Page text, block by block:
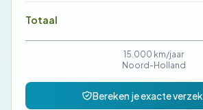
Totaal
15.000 km/jaar
Noord-Holland
Bereken je exacte